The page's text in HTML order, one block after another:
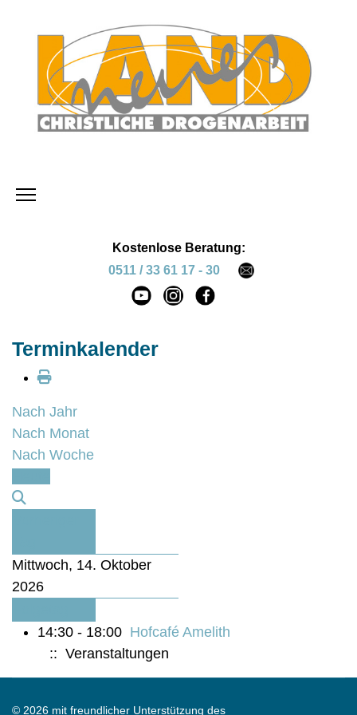
Kostenlose Beratung:
0511 / 33 61 17 - 30
Terminkalender
Nach Jahr
Nach Monat
Nach Woche
Mittwoch, 14. Oktober
2026
14:30 - 18:00 Hofcafé Amelith
:: Veranstaltungen
© 2026 mit freundlicher Unterstützung des